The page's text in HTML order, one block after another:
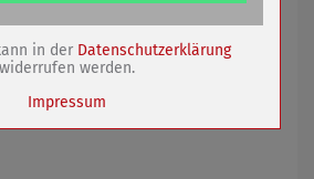
Zuschlag nicht erhalten zu
Jahr in der Datenschutzerklärung
widerrufen werden.
Impressum